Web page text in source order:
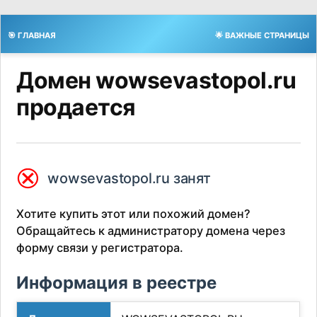
🎯 ГЛАВНАЯ 🌟 ВАЖНЫЕ СТРАНИЦЫ
Домен wowsevastopol.ru
продается
⮿ wowsevastopol.ru занят
Хотите купить этот или похожий домен?
Обращайтесь к администратору домена через
форму связи у регистратора.
Информация в реестре